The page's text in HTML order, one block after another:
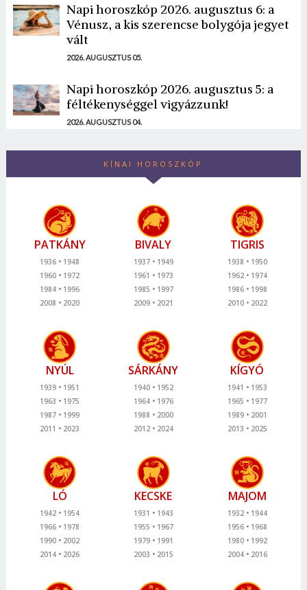
Napi horoszkóp 2026. augusztus 6: a
Vénusz, a kis szerencse bolygója jegyet
vált
2026. AUGUSZTUS 05.
Napi horoszkóp 2026. augusztus 5: a
féltékenységgel vigyázzunk!
2026. AUGUSZTUS 04.
KÍNAI HOROSZKÓP
PATKÁNY
1936
1948
1960
1972
1984
1996
2008
2020
BIVALY
1937
1949
1961
1973
1985
1997
2009
2021
TIGRIS
1938
1950
1962
1974
1986
1998
2010
2022
NYÚL
1939
1951
1963
1975
1987
1999
2011
2023
SÁRKÁNY
1940
1952
1964
1976
1988
2000
2012
2024
KÍGYÓ
1941
1953
1965
1977
1989
2001
2013
2025
LÓ
1942
1954
1966
1978
1990
2002
2014
2026
KECSKE
1931
1943
1955
1967
1979
1991
2003
2015
MAJOM
1932
1944
1956
1968
1980
1992
2004
2016